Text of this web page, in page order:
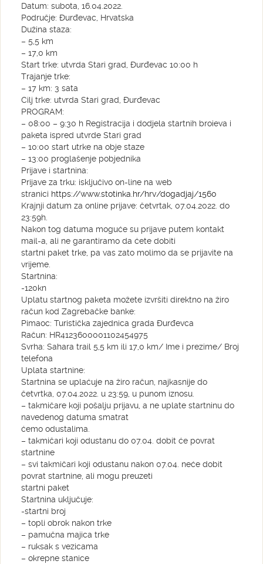
Datum: subota, 16.04.2022.
Područje: Đurđevac, Hrvatska
Dužina staza:
– 5,5 km
– 17,0 km
Start trke: utvrda Stari grad, Đurđevac 10:00 h
Trajanje trke:
– 17 km: 3 sata
Cilj trke: utvrda Stari grad, Đurđevac
PROGRAM:
– 08:00 – 9:30 h Registracija i dodjela startnih broieva i
paketa ispred utvrde Stari grad
– 10:00 start utrke na obje staze
– 13:00 proglašenje pobjednika
Prijave i startnina:
Prijave za trku: isključivo on-line na web
stranici https://www.stotinka.hr/hrv/dogadjaj/1560
Krajnji datum za online prijave: četvrtak, 07.04.2022. do
23:59h.
Nakon tog datuma moguće su prijave putem kontakt
mail-a, ali ne garantiramo da ćete dobiti
startni paket trke, pa vas zato molimo da se prijavite na
vrijeme.
Startnina:
-120kn
Uplatu startnog paketa možete izvršiti direktno na žiro
račun kod Zagrebačke banke:
Pimaoc: Turistička zajednica grada Đurđevca
Račun: HR4123600001102454975
Svrha: Sahara trail 5,5 km ili 17,0 km/ Ime i prezime/ Broj
telefona
Uplata startnine:
Startnina se uplaćuje na žiro račun, najkasnije do
četvrtka, 07.04.2022. u 23:59, u punom iznosu.
– takmičare koji pošalju prijavu, a ne uplate startninu do
navedenog datuma smatrat
ćemo odustalima.
– takmičari koji odustanu do 07.04. dobit će povrat
startnine
– svi takmičari koji odustanu nakon 07.04. neće dobit
povrat startnine, ali mogu preuzeti
startni paket
Startnina uključuje:
-startni broj
– topli obrok nakon trke
– pamučna majica trke
– ruksak s vezicama
– okrepne stanice